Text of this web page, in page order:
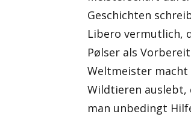
Geschichten
Libero vermutlich,
Pølser als
Weltmeister macht
Wildtieren auslebt,
man unbedingt